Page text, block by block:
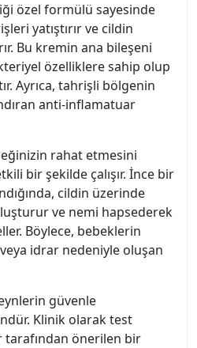
özel formülü sayesinde
yatıştırır ve cildin
Bu kremin ana bileşeni
özelliklere sahip olup
Ayrıca, tahrişli bölgenin
anti-inflamatuar
rahat etmesini
bir şekilde çalışır. İnce bir
cildin üzerinde
ve nemi hapsederek
Böylece, bebeklerin
idrar nedeniyle oluşan
güvenle
Klinik olarak test
önerilen bir